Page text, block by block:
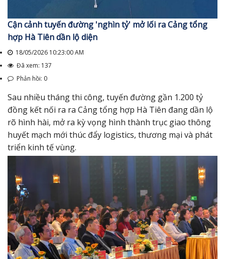
Cận cảnh tuyến đường 'nghìn tỷ' mở lối ra Cảng tổng
hợp Hà Tiên dần lộ diện
18/05/2026 10:23:00 AM
Đã xem: 137
Phản hồi: 0
Sau nhiều tháng thi công, tuyến đường gần 1.200 tỷ
đồng kết nối ra ra Cảng tổng hợp Hà Tiên đang dần lộ
rõ hình hài, mở ra kỳ vọng hình thành trục giao thông
huyết mạch mới thúc đẩy logistics, thương mại và phát
triển kinh tế vùng.